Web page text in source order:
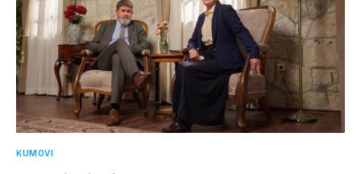
KUMOVI